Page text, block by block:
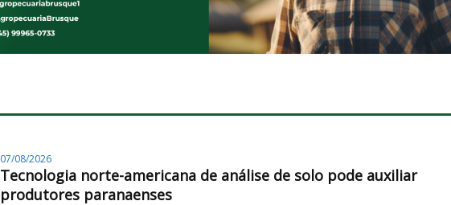
07/08/2026
Tecnologia norte-americana de análise de solo pode auxiliar
produtores paranaenses